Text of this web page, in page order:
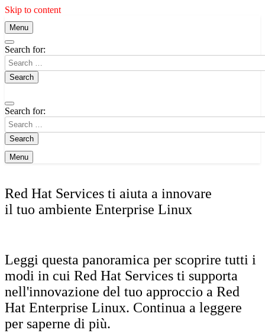
Skip to content
Menu
Search for:
Search for:
Menu
Red Hat Services ti aiuta a innovare
il tuo ambiente Enterprise Linux
Leggi questa panoramica per scoprire tutti i
modi in cui Red Hat Services ti supporta
nell'innovazione del tuo approccio a Red
Hat Enterprise Linux. Continua a leggere
per saperne di più.